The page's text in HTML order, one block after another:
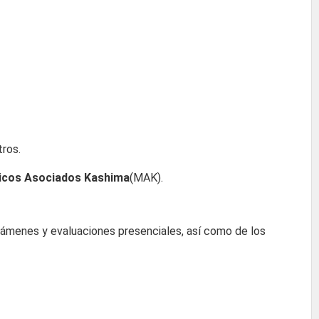
Asociados Kashima(MAK).
y evaluaciones presenciales, así como de los